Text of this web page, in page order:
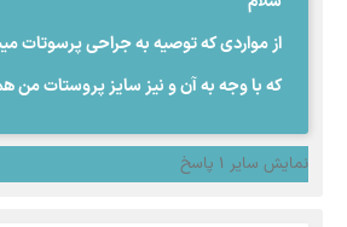
از مواردی که توصیه به جراحی
که با وجه به آن و نیز سایز پروستات من
نمایش سایر 1 پاسخ